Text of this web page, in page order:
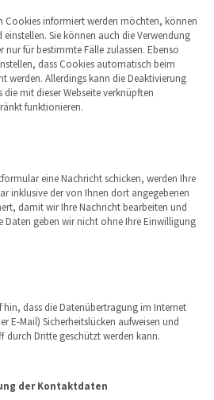
Cookies informiert werden möchten, können
einstellen. Sie können auch die Verwendung
für bestimmte Fälle zulassen. Ebenso
dass Cookies automatisch beim
werden. Allerdings kann die Deaktivierung
mit dieser Webseite verknüpften
funktionieren.
eine Nachricht schicken, werden Ihre
inklusive der von Ihnen dort angegebenen
damit wir Ihre Nachricht bearbeiten und
Daten geben wir nicht ohne Ihre Einwilligung
hin, dass die Datenübertragung im Internet
E-Mail) Sicherheitslücken aufweisen und
Dritte geschützt werden kann.
der Kontaktdaten